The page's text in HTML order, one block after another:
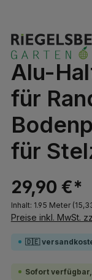
Alu-
für
für
29,90 €*
Inhalt: 1.95 Meter
Preise inkl. MwSt.
🇩🇪
Sofort